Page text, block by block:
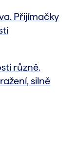
Přijímačky
různě.
silně